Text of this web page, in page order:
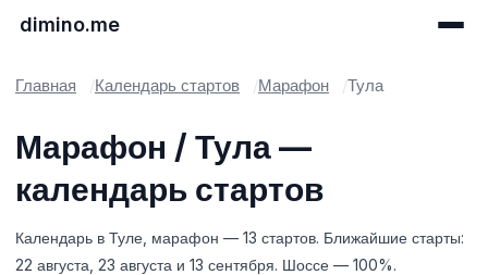
dimino.me
Главная Календарь стартов Марафон Тула
Марафон / Тула —
календарь стартов
Календарь в Туле, марафон — 13 стартов. Ближайшие старты:
22 августа, 23 августа и 13 сентября. Шоссе — 100%.